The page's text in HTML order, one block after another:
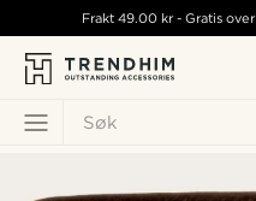
Søk
Frakt49.00 kr - Gratis over